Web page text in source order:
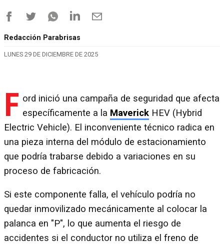
Redacción Parabrisas
LUNES 29 DE DICIEMBRE DE 2025
F ord inició una campaña de seguridad que afecta
específicamente a la Maverick HEV (Hybrid
Electric Vehicle). El inconveniente técnico radica en
una pieza interna del módulo de estacionamiento
que podría trabarse debido a variaciones en su
proceso de fabricación.
Si este componente falla, el vehículo podría no
quedar inmovilizado mecánicamente al colocar la
palanca en "P", lo que aumenta el riesgo de
accidentes si el conductor no utiliza el freno de